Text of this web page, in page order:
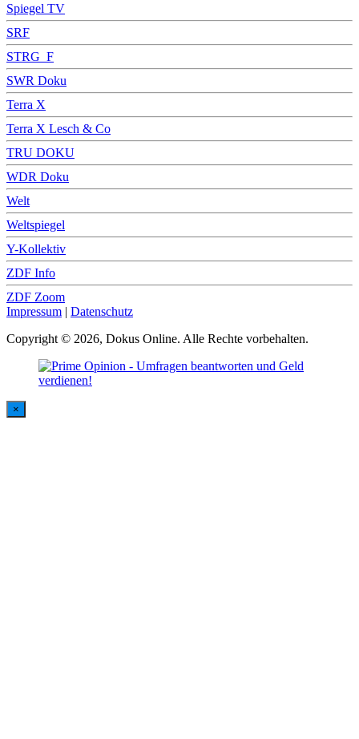
Spiegel TV
SRF
STRG_F
SWR Doku
Terra X
Terra X Lesch & Co
TRU DOKU
WDR Doku
Welt
Weltspiegel
Y-Kollektiv
ZDF Info
ZDF Zoom
Impressum | Datenschutz
Copyright © 2026, Dokus Online. Alle Rechte vorbehalten.
×